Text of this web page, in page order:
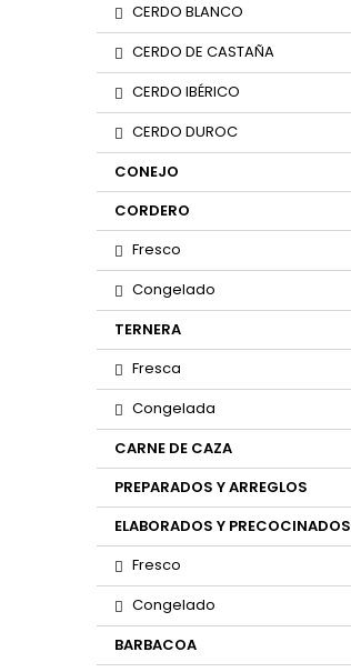
CERDO BLANCO
CERDO DE CASTAÑA
CERDO IBÉRICO
CERDO DUROC
CONEJO
CORDERO
Fresco
Congelado
TERNERA
Fresca
Congelada
CARNE DE CAZA
PREPARADOS Y ARREGLOS
ELABORADOS Y PRECOCINADOS
Fresco
Congelado
BARBACOA